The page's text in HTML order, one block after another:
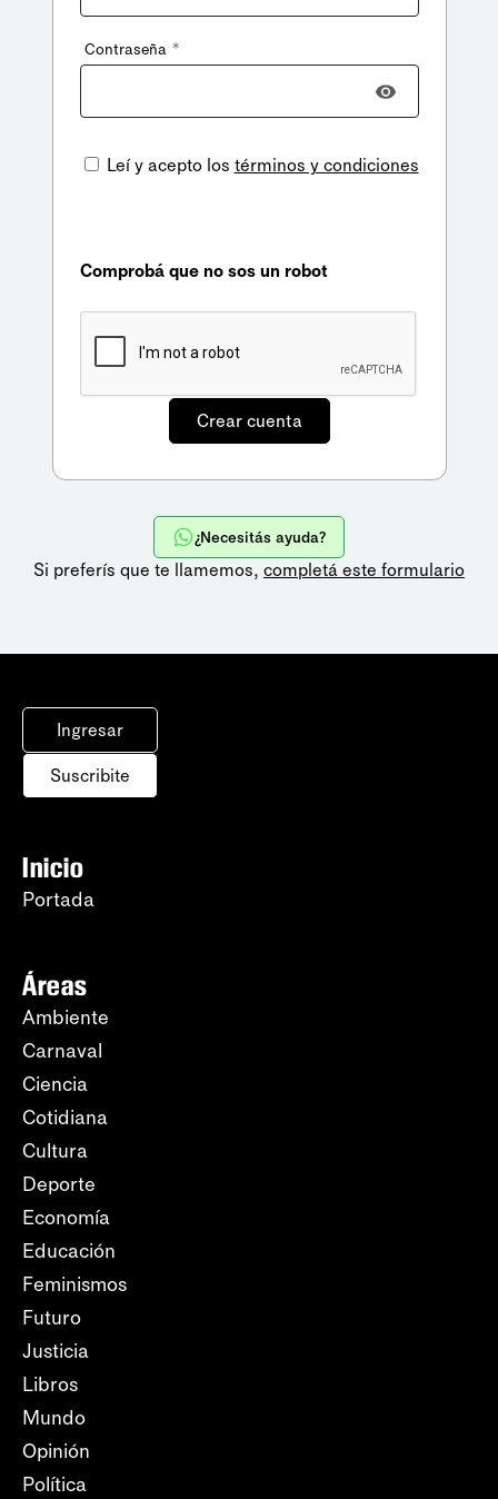
Contraseña *
Leí y acepto los términos y condiciones
Comprobá que no sos un robot
¿Necesitás ayuda?
Si preferís que te llamemos, completá este formulario
Ingresar
Suscribite
Inicio
Portada
Áreas
Ambiente
Carnaval
Ciencia
Cotidiana
Cultura
Deporte
Economía
Educación
Feminismos
Futuro
Justicia
Libros
Mundo
Opinión
Política